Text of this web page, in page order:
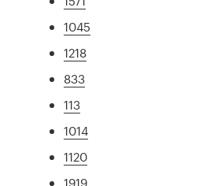
1045
1218
833
113
1014
1120
1919